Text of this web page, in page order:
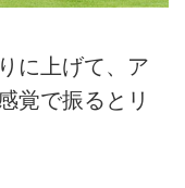
に上げて、ア
覚で振るとリ